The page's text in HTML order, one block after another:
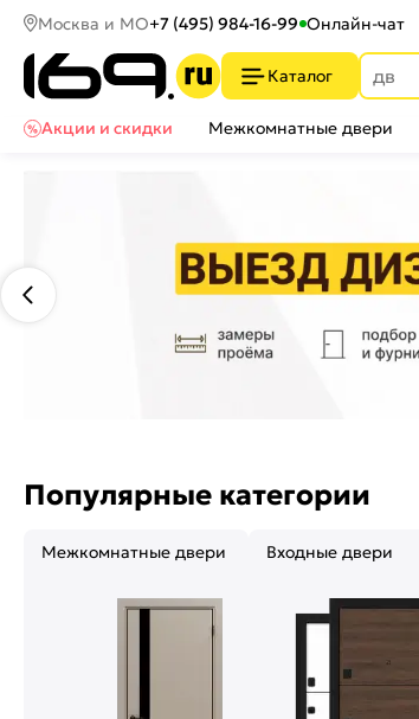
Москва и МО+7 (495) 984-16-99 Онлайн-чат
Каталог
Акции и скидки
Межкомнатные двери
Популярные категории
Межкомнатные двери Входные двери